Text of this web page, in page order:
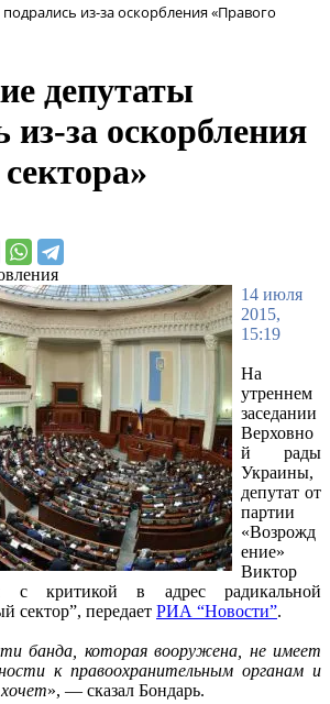
из-за оскорбления «Правого
депутаты
из-за оскорбления
14 июля
2015,
15:19
На
утреннем
заседании
Верховно
й рады
Украины,
депутат от
партии
«Возрожд
ение»
Виктор
с критикой в адрес радикальной
сектор”, передает РИА “Новости”.
банда, которая вооружена, не имеет
к правоохранительным органам и
», — сказал Бондарь.